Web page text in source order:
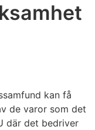
kan få
de varor som det
där det bedriver